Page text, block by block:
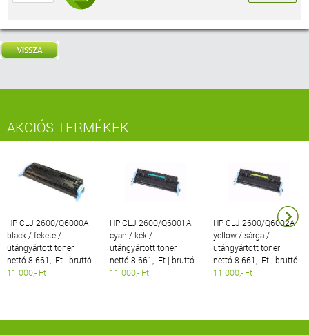
AKCIÓS TERMÉKEK
HP CLJ 2600/Q6000A
black / fekete /
utángyártott toner
nettó 8 661,- Ft | bruttó
11 000,- Ft
HP CLJ 2600/Q6001A
cyan / kék /
utángyártott toner
nettó 8 661,- Ft | bruttó
11 000,- Ft
HP CLJ 2600/Q6002A
yellow / sárga /
utángyártott toner
nettó 8 661,- Ft | bruttó
11 000,- Ft